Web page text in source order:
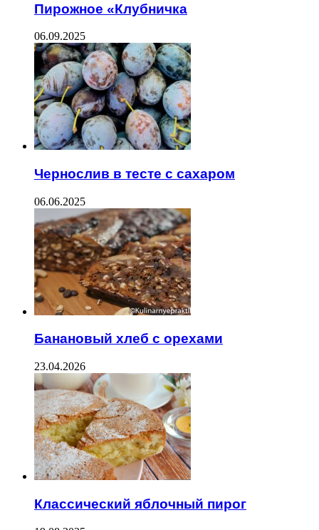
Пирожное «Клубничка
06.09.2025
Чернослив в тесте с сахаром
06.06.2025
Банановый хлеб с орехами
23.04.2026
Классический яблочный пирог